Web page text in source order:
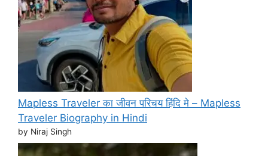
Mapless Traveler का जीवन परिचय हिंदि मे – Mapless
Traveler Biography in Hindi
by Niraj Singh